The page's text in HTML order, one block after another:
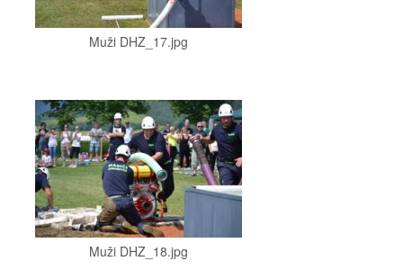
Muži DHZ_17.jpg
Muži DHZ_18.jpg